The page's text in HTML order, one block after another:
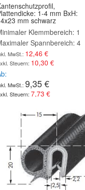
1-4 mm BxH:
mm schwarz
Klemmbereich: 1
Spannbereich: 4
12,46 €
10,30 €
9,35 €
7,73 €